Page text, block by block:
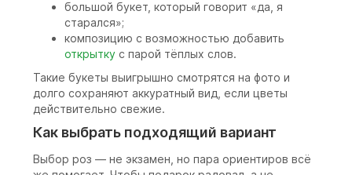
большой букет, который говорит «да, я
старался»;
композицию с возможностью добавить
открытку с парой тёплых слов.
Такие букеты выигрышно смотрятся на фото и
долго сохраняют аккуратный вид, если цветы
действительно свежие.
Как выбрать подходящий вариант
Выбор роз — не экзамен, но пара ориентиров всё